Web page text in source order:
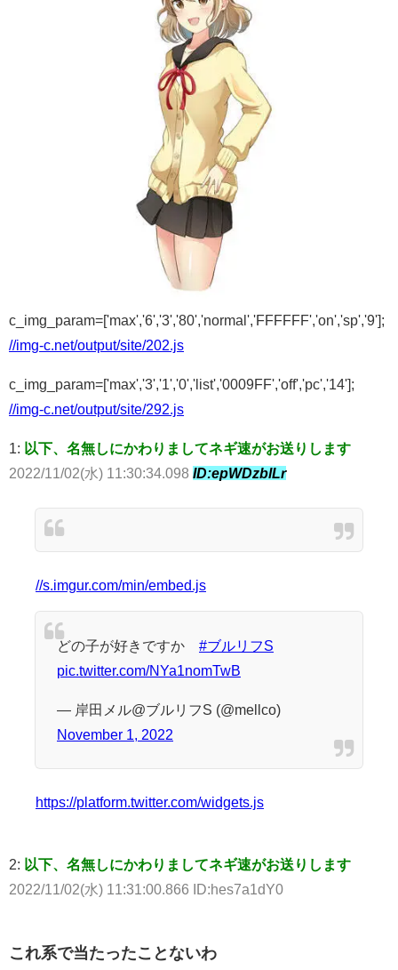
c_img_param=['max','6','3','80','normal','FFFFFF','on','sp','9'];
//img-c.net/output/site/202.js
c_img_param=['max','3','1','0','list','0009FF','off','pc','14'];
//img-c.net/output/site/292.js
1: 以下、名無しにかわりましてネギ速がお送りします
2022/11/02(水) 11:30:34.098 ID:epWDzblLr
//s.imgur.com/min/embed.js
どの子が好きですか #ブルリフS
pic.twitter.com/NYa1nomTwB
— 岸田メル@ブルリフS (@mellco)
November 1, 2022
https://platform.twitter.com/widgets.js
2: 以下、名無しにかわりましてネギ速がお送りします
2022/11/02(水) 11:31:00.866 ID:hes7a1dY0
これ系で当たったことないわ